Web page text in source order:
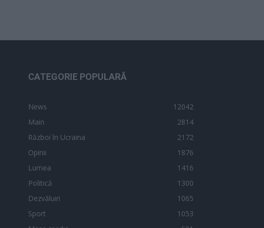
CATEGORIE POPULARĂ
News
12042
Main
2814
Război în Ucraina
2172
Opinii
1876
Lumea
1416
Politică
1300
Dezvăluiri
1065
Sport
1053